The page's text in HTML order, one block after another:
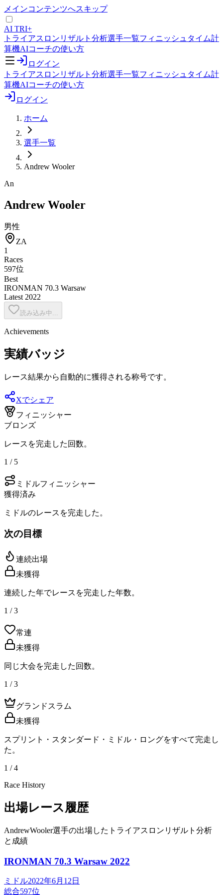
メインコンテンツへスキップ
AI TRI+
トライアスロンリザルト分析選手一覧フィニッシュタイム計
算機AIコーチの使い方
ログイン
トライアスロンリザルト分析選手一覧フィニッシュタイム計
算機AIコーチの使い方
ログイン
ホーム
選手一覧
Andrew Wooler
An
Andrew Wooler
男性
ZA
1
Races
597位
Best
IRONMAN 70.3 Warsaw
Latest 2022
読み込み中...
Achievements
実績バッジ
レース結果から自動的に獲得される称号です。
Xでシェア
フィニッシャー
ブロンズ
レースを完走した回数。
1 / 5
ミドルフィニッシャー
獲得済み
ミドルのレースを完走した。
次の目標
連続出場
未獲得
連続した年でレースを完走した年数。
1 / 3
常連
未獲得
同じ大会を完走した回数。
1 / 3
グランドスラム
未獲得
スプリント・スタンダード・ミドル・ロングをすべて完走し
た。
1 / 4
Race History
出場レース履歴
AndrewWooler選手の出場したトライアスロンリザルト分析
と成績
IRONMAN 70.3 Warsaw 2022
ミドル2022年6月12日
総合597位